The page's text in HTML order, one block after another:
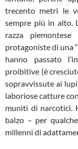
trecento metri le
sempre più in alto.
razza
protagoniste di una
hanno passato
proibitive (è
sopravvissute ai
laboriose catture
muniti di narcotici.
balzo – per
millenni di